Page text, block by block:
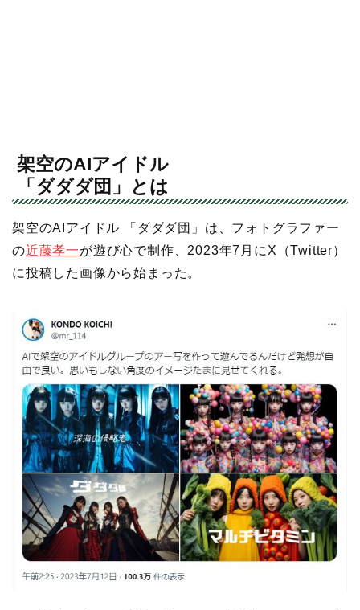
架空のAIアイドル
「ダダダ団」とは
架空のAIアイドル 「ダダダ団」は、フォトグラファー
の近藤孝一が遊び心で制作、2023年7月にX（Twitter）
に投稿した画像から始まった。